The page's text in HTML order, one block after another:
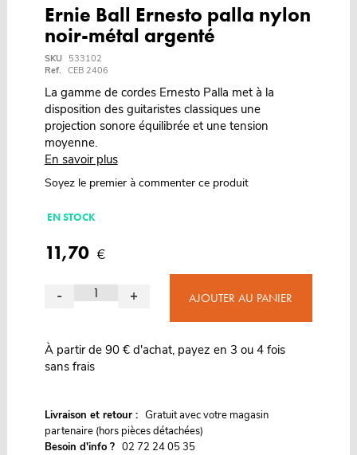
Ernie Ball Ernesto palla nylon
noir-métal argenté
SKU
533102
Ref. CEB 2406
La gamme de cordes Ernesto Palla met à la
disposition des guitaristes classiques une
projection sonore équilibrée et une tension
moyenne.
En savoir plus
Soyez le premier à commenter ce produit
EN STOCK
11,70 €
- + AJOUTER AU PANIER
À partir de 90 € d'achat, payez en 3 ou 4 fois
sans frais
Livraison et retour : Gratuit avec votre magasin
partenaire (hors pièces détachées)
Besoin d'info ? 02 72 24 05 35